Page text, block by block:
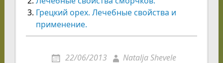
Грецкий орех. Лечебные свойства и
применение.
22/06/2013 Natalja Shevele